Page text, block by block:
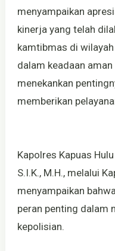
menyampaikan
kinerja yang telah
kamtibmas di
dalam keadaan
menekankan
memberikan
Kapolres Kapuas
S.I.K., M.H., melalui
menyampaikan
peran penting dalam
kepolisian.